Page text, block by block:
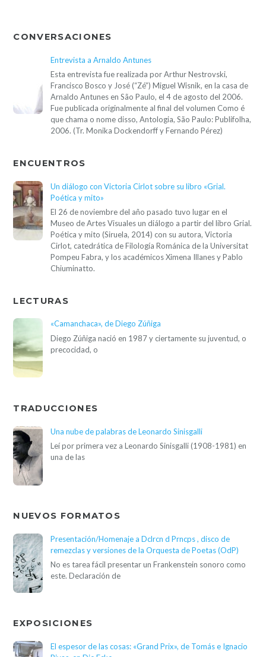
CONVERSACIONES
Entrevista a Arnaldo Antunes
Esta entrevista fue realizada por Arthur Nestrovski,
Francisco Bosco y José (“Zé”) Miguel Wisnik, en la casa de
Arnaldo Antunes en São Paulo, el 4 de agosto del 2006.
Fue publicada originalmente al final del volumen Como é
que chama o nome disso, Antologia, São Paulo: Publifolha,
2006. (Tr. Monika Dockendorff y Fernando Pérez)
ENCUENTROS
Un diálogo con Victoria Cirlot sobre su libro «Grial.
Poética y mito»
El 26 de noviembre del año pasado tuvo lugar en el
Museo de Artes Visuales un diálogo a partir del libro Grial.
Poética y mito (Siruela, 2014) con su autora, Victoria
Cirlot, catedrática de Filología Románica de la Universitat
Pompeu Fabra, y los académicos Ximena Illanes y Pablo
Chiuminatto.
LECTURAS
«Camanchaca», de Diego Zúñiga
Diego Zúñiga nació en 1987 y ciertamente su juventud, o
precocidad, o
TRADUCCIONES
Una nube de palabras de Leonardo Sinisgalli
Leí por primera vez a Leonardo Sinisgalli (1908-1981) en
una de las
NUEVOS FORMATOS
Presentación/Homenaje a Dclrcn d Prncps , disco de
remezclas y versiones de la Orquesta de Poetas (OdP)
No es tarea fácil presentar un Frankenstein sonoro como
este. Declaración de
EXPOSICIONES
El espesor de las cosas: «Grand Prix», de Tomás e Ignacio